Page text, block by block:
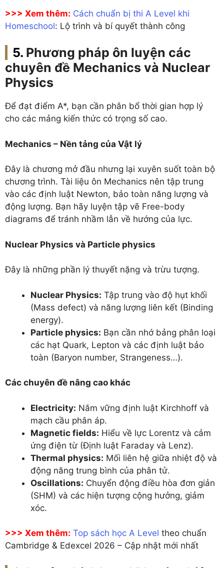
>>> Xem thêm: Cách chuẩn bị thi A Level khi
Homeschool: Lộ trình và bí quyết thành công
Phương pháp ôn luyện các
chuyên đề Mechanics và Nuclear
Physics
Để đạt điểm A*, bạn cần phân bổ thời gian hợp lý
cho các mảng kiến thức có trọng số cao.
Mechanics – Nền tảng của Vật lý
Đây là chương mở đầu nhưng lại xuyên suốt toàn bộ
chương trình. Tài liệu ôn Mechanics nên tập trung
vào các định luật Newton, bảo toàn năng lượng và
động lượng. Bạn hãy luyện tập vẽ Free-body
diagrams để tránh nhầm lẫn về hướng của lực.
Nuclear Physics và Particle physics
Đây là những phần lý thuyết nặng và trừu tượng.
Nuclear Physics: Tập trung vào độ hụt khối
(Mass defect) và năng lượng liên kết (Binding
energy).
Particle physics: Bạn cần nhớ bảng phân loại
các hạt Quark, Lepton và các định luật bảo
toàn (Baryon number, Strangeness…).
Các chuyên đề nâng cao khác
Electricity: Nắm vững định luật Kirchhoff và
mạch cầu phân áp.
Magnetic fields: Hiểu về lực Lorentz và cảm
ứng điện từ (Định luật Faraday và Lenz).
Thermal physics: Mối liên hệ giữa nhiệt độ và
động năng trung bình của phân tử.
Oscillations: Chuyển động điều hòa đơn giản
(SHM) và các hiện tượng cộng hưởng, giảm
xóc.
>>> Xem thêm: Top sách học A Level theo chuẩn
Cambridge & Edexcel 2026 – Cập nhật mới nhất